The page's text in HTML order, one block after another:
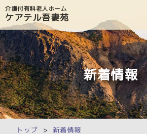
介護付有料老人ホーム
ケアテル吾妻苑
新着情報
トップ
新着情報